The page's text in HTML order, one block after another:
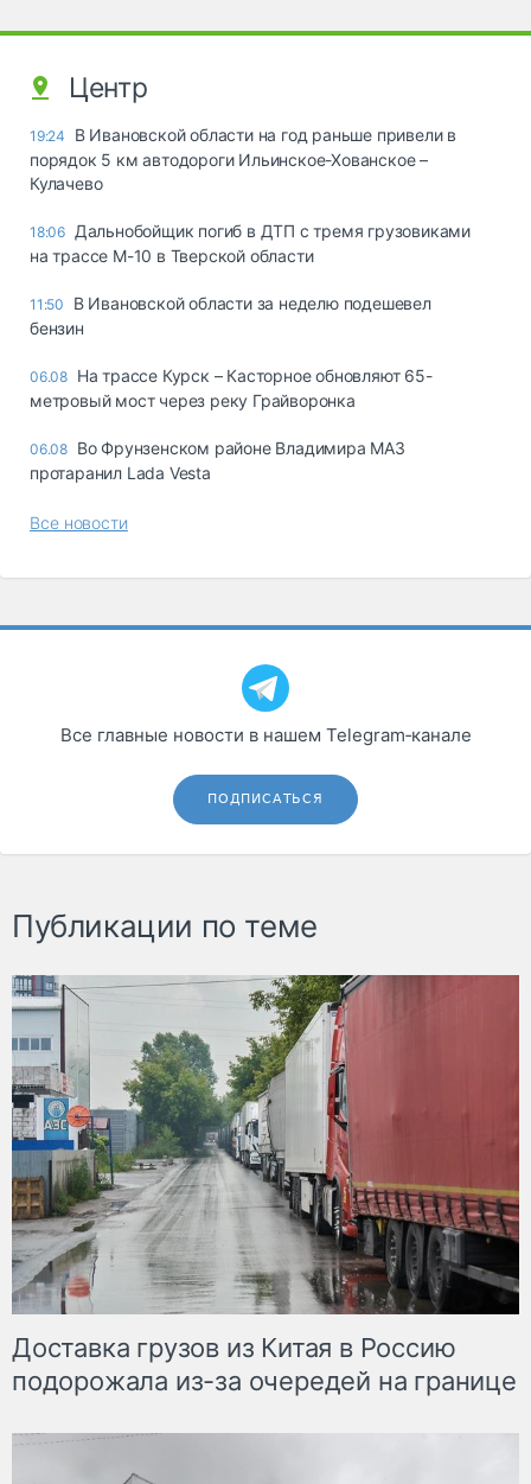
Центр
19:24
В Ивановской области на год раньше привели в
порядок 5 км автодороги Ильинское-Хованское –
Кулачево
18:06 Дальнобойщик погиб в ДТП с тремя грузовиками
на трассе М-10 в Тверской области
11:50
В Ивановской области за неделю подешевел
бензин
06.08 На трассе Курск – Касторное обновляют 65-
метровый мост через реку Грайворонка
06.08 Во Фрунзенском районе Владимира МАЗ
протаранил Lada Vesta
Все новости
Все главные новости в нашем Telegram‑канале
ПОДПИСАТЬСЯ
Публикации по теме
Доставка грузов из Китая в Россию
подорожала из-за очередей на границе